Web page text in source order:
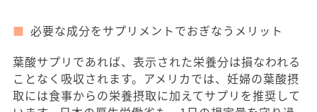
必要な成分をサプリメントでおぎなうメリット
葉酸サプリであれば、表示された栄養分は損なわれる
ことなく吸収されます。アメリカでは、妊婦の葉酸摂
取には食事からの栄養摂取に加えてサプリを推奨して